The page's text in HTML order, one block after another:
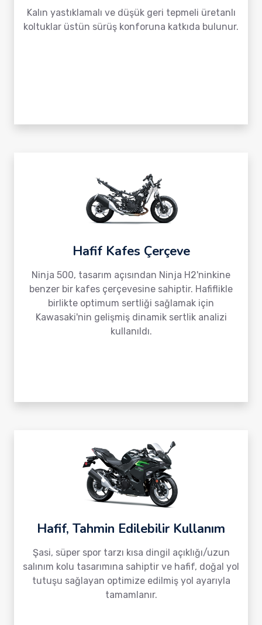
Kalın yastıklamalı ve düşük geri tepmeli üretanlı
koltuklar üstün sürüş konforuna katkıda bulunur.
Hafif Kafes Çerçeve
Ninja 500, tasarım açısından Ninja H2'ninkine
benzer bir kafes çerçevesine sahiptir. Hafiflikle
birlikte optimum sertliği sağlamak için
Kawasaki'nin gelişmiş dinamik sertlik analizi
kullanıldı.
Hafif, Tahmin Edilebilir Kullanım
Şasi, süper spor tarzı kısa dingil açıklığı/uzun
salınım kolu tasarımına sahiptir ve hafif, doğal yol
tutuşu sağlayan optimize edilmiş yol ayarıyla
tamamlanır.